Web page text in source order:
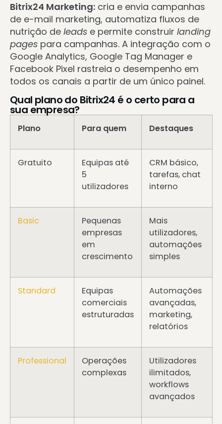
Bitrix24 Marketing: cria e envia campanhas
de e-mail marketing, automatiza fluxos de
nutrição de leads e permite construir landing
pages para campanhas. A integração com o
Google Analytics, Google Tag Manager e
Facebook Pixel rastreia o desempenho em
todos os canais a partir de um único painel.
Qual plano do Bitrix24 é o certo para a
sua empresa?
Plano Para quem Destaques
Gratuito
Equipas até
5
utilizadores
CRM básico,
tarefas, chat
interno
Basic
Pequenas
empresas
em
crescimento
Mais
utilizadores,
automações
simples
Standard
Equipas
comerciais
estruturadas
Automações
avançadas,
marketing,
relatórios
Professional
Operações
complexas
Utilizadores
ilimitados,
workflows
avançados